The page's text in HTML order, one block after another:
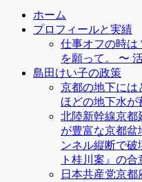
ホーム
プロフィールと実績
仕事オフの時は
を願って。 〜
島田けい子の政策
京都の地下には
ほどの地下水が
北陸新幹線京
が豊富な京都盆
ンネル縦断で
ト桂川案』の
日本共産党京